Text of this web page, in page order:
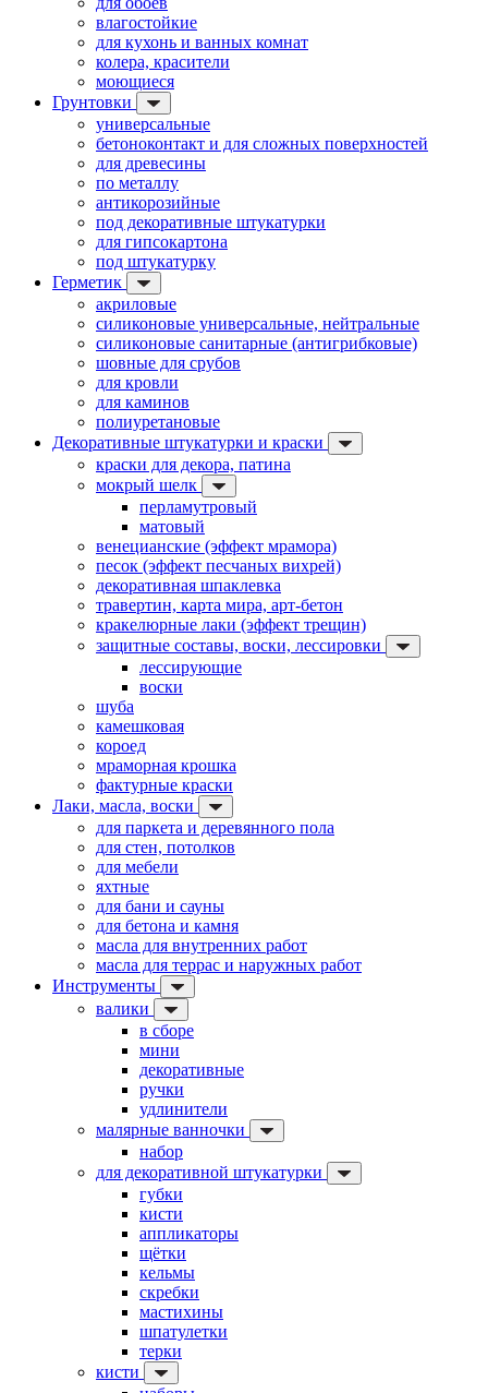
влагостойкие
для кухонь и ванных комнат
колера, красители
моющиеся
Грунтовки
универсальные
бетоноконтакт и для сложных поверхностей
для древесины
по металлу
антикорозийные
под декоративные штукатурки
для гипсокартона
под штукатурку
Герметик
акриловые
силиконовые универсальные, нейтральные
силиконовые санитарные (антигрибковые)
шовные для срубов
для кровли
для каминов
полиуретановые
Декоративные штукатурки и краски
краски для декора, патина
мокрый шелк
перламутровый
матовый
венецианские (эффект мрамора)
песок (эффект песчаных вихрей)
декоративная шпаклевка
травертин, карта мира, арт-бетон
кракелюрные лаки (эффект трещин)
защитные составы, воски, лессировки
лессирующие
воски
шуба
камешковая
короед
мраморная крошка
фактурные краски
Лаки, масла, воски
для паркета и деревянного пола
для стен, потолков
для мебели
яхтные
для бани и сауны
для бетона и камня
масла для внутренних работ
масла для террас и наружных работ
Инструменты
валики
в сборе
мини
декоративные
ручки
удлинители
малярные ванночки
набор
для декоративной штукатурки
губки
кисти
аппликаторы
щётки
кельмы
скребки
мастихины
шпатулетки
терки
кисти